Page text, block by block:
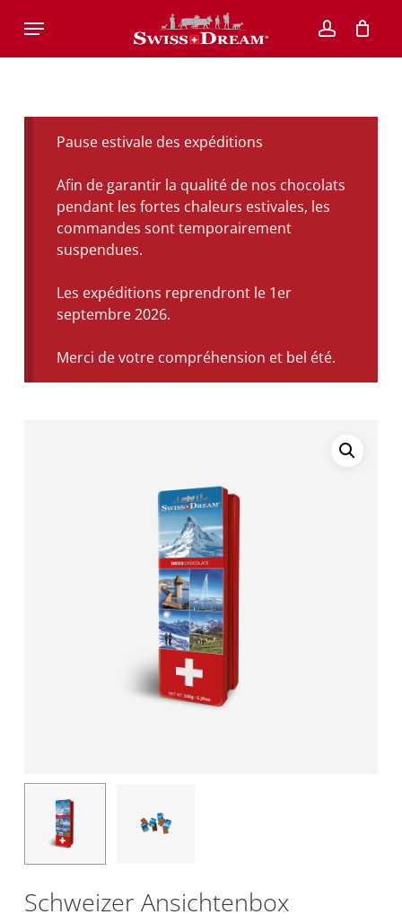
main
account
Menu
Pause estivale des expéditions
Afin de garantir la qualité de nos chocolats
pendant les fortes chaleurs estivales, les
commandes sont temporairement
suspendues.
Les expéditions reprendront le 1er
septembre 2026.
Merci de votre compréhension et bel été.
Schweizer Ansichtenbox